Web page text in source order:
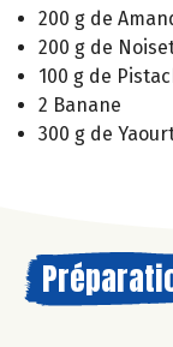
200 g de
200 g de
100 g de
2 Banane
300 g de